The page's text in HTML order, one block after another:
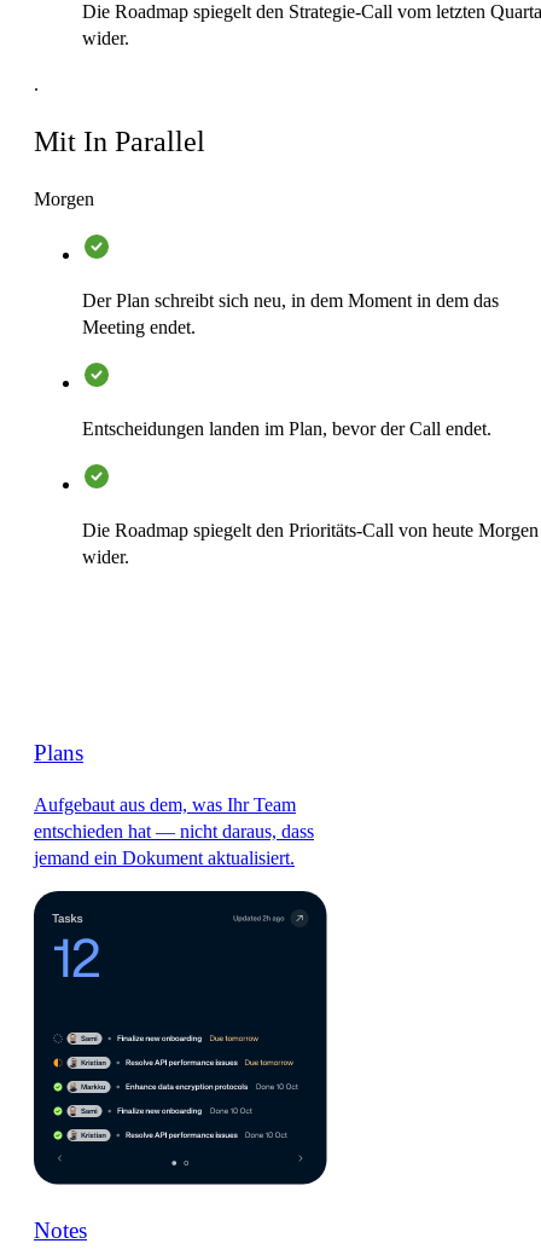
Die Roadmap spiegelt den Strategie-Call vom letzten
wider.
.
Mit In Parallel
Morgen
Der Plan schreibt sich neu, in dem Moment in dem das
Meeting endet.
Entscheidungen landen im Plan, bevor der Call endet.
Die Roadmap spiegelt den Prioritäts-Call von heute Morgen
wider.
Plans
Aufgebaut aus dem, was Ihr Team
entschieden hat — nicht daraus, dass
jemand ein Dokument aktualisiert.
Notes